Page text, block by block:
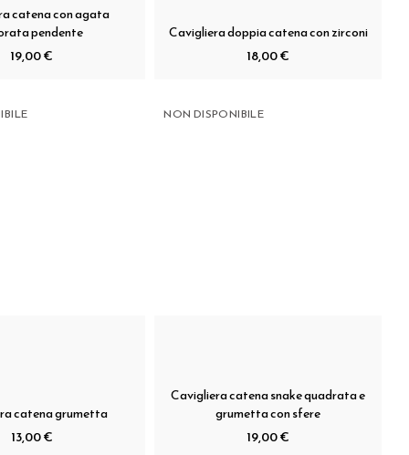
catena con agata
pendente
19,00 €
Cavigliera doppia catena con zirconi
18,00 €
catena grumetta
13,00 €
NON DISPONIBILE
Cavigliera catena snake quadrata e
grumetta con sfere
19,00 €